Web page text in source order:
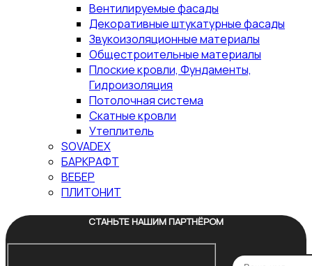
Вентилируемые фасады
Декоративные штукатурные фасады
Звукоизоляционные материалы
Общестроительные материалы
Плоские кровли, Фундаменты,
Гидроизоляция
Потолочная система
Скатные кровли
Утеплитель
SOVADEX
БАРКРАФТ
ВЕБЕР
ПЛИТОНИТ
СТАНЬТЕ НАШИМ ПАРТНЁРОМ